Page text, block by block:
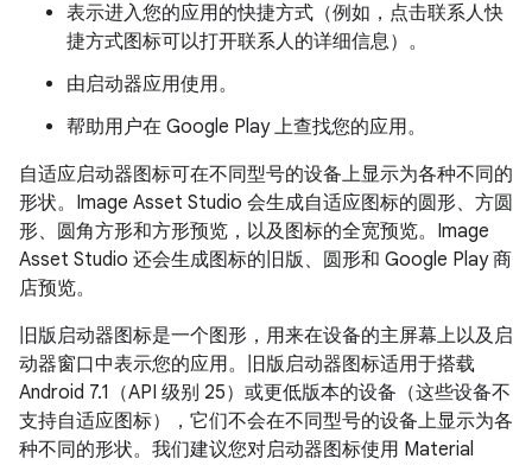
表示进入您的应用的快捷方式（例如，点击联系人快
捷方式图标可以打开联系人的详细信息）。
由启动器应用使用。
帮助用户在 Google Play 上查找您的应用。
自适应启动器图标可在不同型号的设备上显示为各种不同的
形状。Image Asset Studio 会生成自适应图标的圆形、方圆
形、圆角方形和方形预览，以及图标的全宽预览。Image
Asset Studio 还会生成图标的旧版、圆形和 Google Play 商
店预览。
旧版启动器图标是一个图形，用来在设备的主屏幕上以及启
动器窗口中表示您的应用。旧版启动器图标适用于搭载
Android 7.1（API 级别 25）或更低版本的设备（这些设备不
支持自适应图标），它们不会在不同型号的设备上显示为各
种不同的形状。我们建议您对启动器图标使用 Material